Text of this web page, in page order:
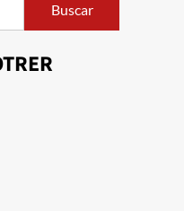
Buscar